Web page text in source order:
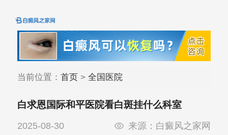
当前位置： 首页> 全国医院
白求恩国际和平医院看白斑挂什么科室
2025-08-30 来源： 白癜风之家网